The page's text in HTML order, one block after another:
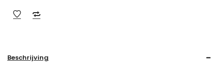
Beschrijving